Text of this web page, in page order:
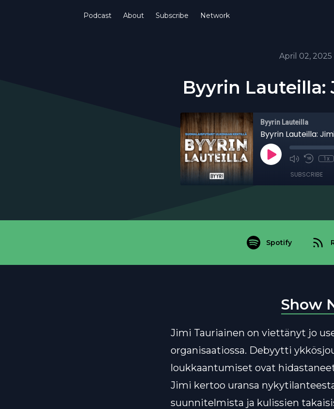
Podcast About Subscribe Network
April 02, 2025
Byyrin Lauteilla:
Byyrin Lauteilla
Byyrin Lauteilla:
1x
SUBSCRIBE
Spotify
Show
Jimi Tauriainen on viettänyt jo
organisaatiossa. Debyytti
loukkaantumiset ovat
Jimi kertoo uransa
suunnitelmista ja kulissien